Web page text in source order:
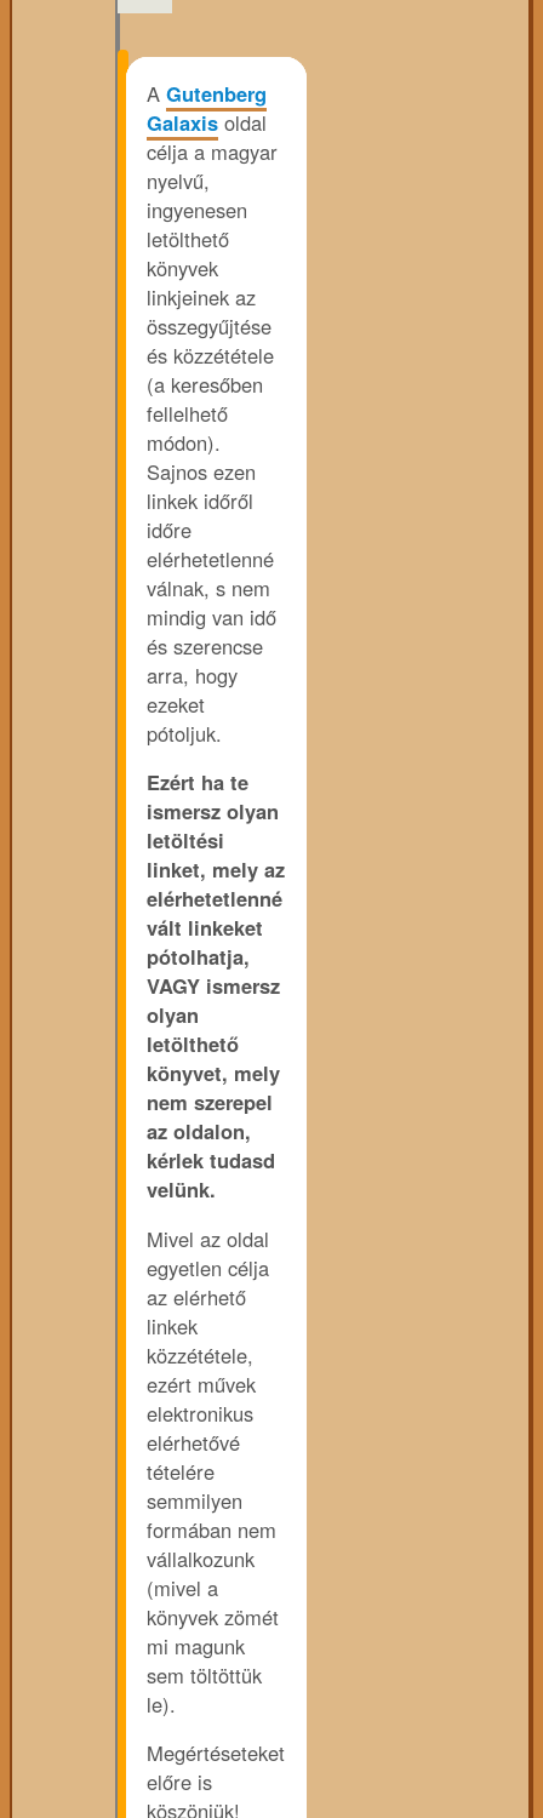
A Gutenberg
Galaxis oldal
célja a magyar
nyelvű,
ingyenesen
letölthető
könyvek
linkjeinek az
összegyűjtése
és közzététele
(a keresőben
fellelhető
módon).
Sajnos ezen
linkek időről
időre
elérhetetlenné
válnak, s nem
mindig van idő
és szerencse
arra, hogy
ezeket
pótoljuk.
Ezért ha te
ismersz olyan
letöltési
linket, mely az
elérhetetlenné
vált linkeket
pótolhatja,
VAGY ismersz
olyan
letölthető
könyvet, mely
nem szerepel
az oldalon,
kérlek tudasd
velünk.
Mivel az oldal
egyetlen célja
az elérhető
linkek
közzététele,
ezért művek
elektronikus
elérhetővé
tételére
semmilyen
formában nem
vállalkozunk
(mivel a
könyvek zömét
mi magunk
sem töltöttük
le).
Megértéseteket
előre is
köszönjük!